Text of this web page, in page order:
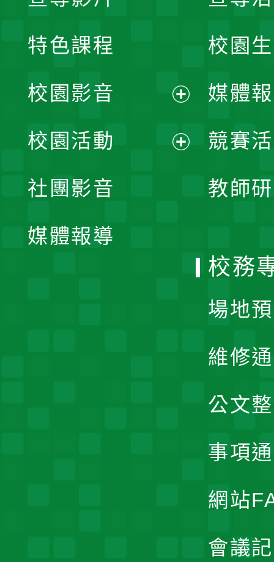
校園
媒體
競賽
教師
特色課程
校園影音
開
校園活動
社團影音
媒體報導
校務
場地
維修
公文
事項
網站
會議